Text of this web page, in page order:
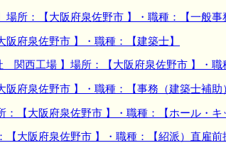
所：【大阪府泉佐野市 】・職種：【一般事
府泉佐野市 】・職種：【建築士】
西工場 】場所：【大阪府泉佐野市 】・職
府泉佐野市 】・職種：【事務（建築士補助
【大阪府泉佐野市 】・職種：【ホール・
大阪府泉佐野市 】・職種：【紹派）直雇